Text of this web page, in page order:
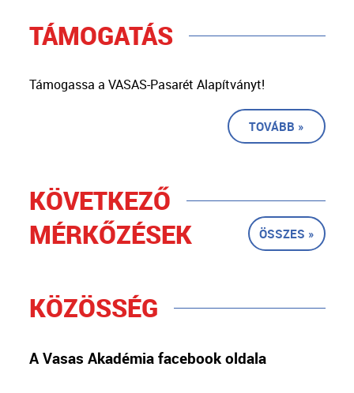
TÁMOGATÁS
Támogassa a VASAS-Pasarét Alapítványt!
TOVÁBB »
KÖVETKEZŐ
MÉRKŐZÉSEK
ÖSSZES »
KÖZÖSSÉG
A Vasas Akadémia facebook oldala